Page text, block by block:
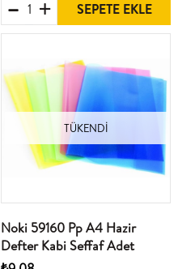
SEPETE EKLE
TÜKENDI
Noki 59160 Pp A4 Hazir
Defter Kabi Seffaf Adet